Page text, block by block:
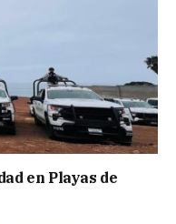
en Playas de